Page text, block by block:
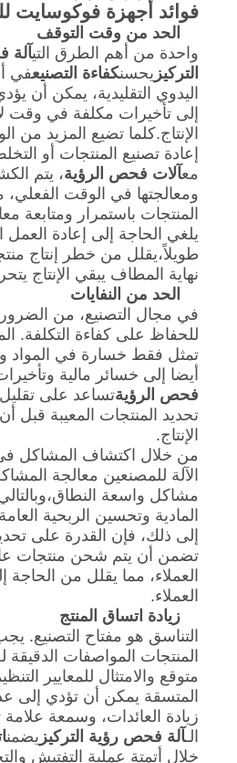
فوائد أجهزة فوكوسايت
الحد من وقت التوقف
واحدة من أهم الطرق التيآلة
التركيز يحسنكفاءة التصنيعفي
اليدوي التقليدية، يمكن أن
إلى تأخيرات مكلفة في وقت
الإنتاج.كلما تضيع المزيد من
إعادة تصنيع المنتجات أو
معآلات فحص الرؤية، يتم
ومعالجتها في الوقت
المنتجات باستمرار ومتابعة
يلغي الحاجة إلى إعادة العمل
طويلاً،يقلل من خطر إنتاج
نهاية المطاف يبقي الإنتاج
الحد من النفايات
في مجال التصنيع، من
للحفاظ على كفاءة التكلفة.
تمثل فقط خسارة في المواد
أيضا إلى خسائر مالية
فحص الرؤيةتساعد على
تحديد المنتجات المعيبة
الإنتاج.
من خلال اكتشاف المشاكل
الآلة للمصنعين معالجة
مشاكل واسعة النطاق،وبالتالي
المادية وتحسين الربحية
إلى ذلك، فإن القدرة على
تضمن أن يتم شحن منتجات
العملاء، مما يقلل من الحاجة
العملاء.
زيادة اتساق المنتج
التناسق هو مفتاح التصنيع.
المنتجات المواصفات الدقيقة
متوقع والامتثال للمعايير
المتسقة يمكن أن تؤدي إلى
زيادة العائدات، وسمعة علامة
الـآلة فحص رؤية التركيز يضمن
خلال أتمتة عملية التفتيش